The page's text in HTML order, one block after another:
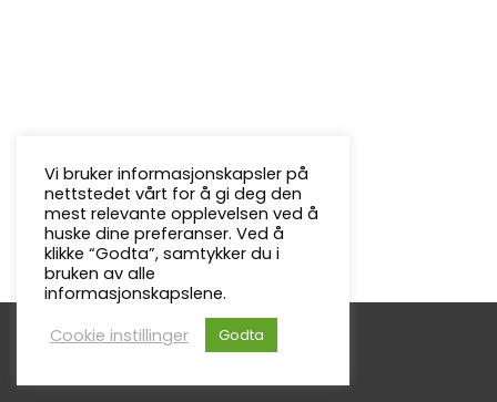
Copyright © 2026 Froland Menighet
Vi bruker informasjonskapsler på
nettstedet vårt for å gi deg den
mest relevante opplevelsen ved å
huske dine preferanser. Ved å
klikke “Godta”, samtykker du i
bruken av alle
informasjonskapslene.
Cookie instillinger
Godta